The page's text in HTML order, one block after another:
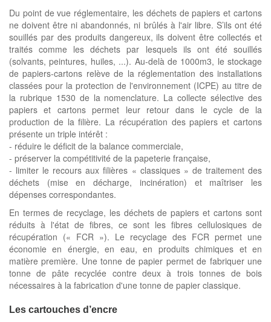
Du point de vue réglementaire, les déchets de papiers et cartons
ne doivent être ni abandonnés, ni brûlés à l'air libre. S’ils ont été
souillés par des produits dangereux, ils doivent être collectés et
traités comme les déchets par lesquels ils ont été souillés
(solvants, peintures, huiles, ...). Au-delà de 1000m3, le stockage
de papiers-cartons relève de la réglementation des installations
classées pour la protection de l'environnement (ICPE) au titre de
la rubrique 1530 de la nomenclature. La collecte sélective des
papiers et cartons permet leur retour dans le cycle de la
production de la filière. La récupération des papiers et cartons
présente un triple intérêt :
- réduire le déficit de la balance commerciale,
- préserver la compétitivité de la papeterie française,
- limiter le recours aux filières « classiques » de traitement des
déchets (mise en décharge, incinération) et maîtriser les
dépenses correspondantes.
En termes de recyclage, les déchets de papiers et cartons sont
réduits à l'état de fibres, ce sont les fibres cellulosiques de
récupération (« FCR »). Le recyclage des FCR permet une
économie en énergie, en eau, en produits chimiques et en
matière première. Une tonne de papier permet de fabriquer une
tonne de pâte recyclée contre deux à trois tonnes de bois
nécessaires à la fabrication d'une tonne de papier classique.
Les cartouches d’encre